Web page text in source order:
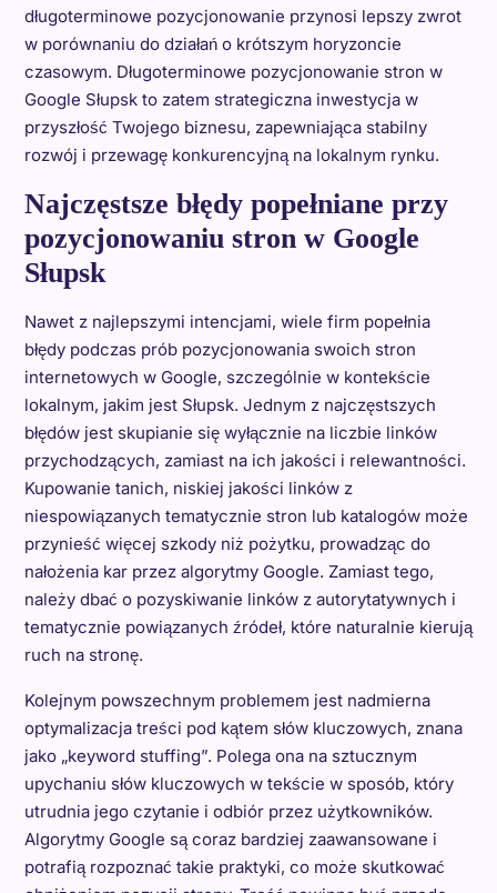
długoterminowe pozycjonowanie przynosi lepszy zwrot
w porównaniu do działań o krótszym horyzoncie
czasowym. Długoterminowe pozycjonowanie stron w
Google Słupsk to zatem strategiczna inwestycja w
przyszłość Twojego biznesu, zapewniająca stabilny
rozwój i przewagę konkurencyjną na lokalnym rynku.
Najczęstsze błędy popełniane przy
pozycjonowaniu stron w Google
Słupsk
Nawet z najlepszymi intencjami, wiele firm popełnia
błędy podczas prób pozycjonowania swoich stron
internetowych w Google, szczególnie w kontekście
lokalnym, jakim jest Słupsk. Jednym z najczęstszych
błędów jest skupianie się wyłącznie na liczbie linków
przychodzących, zamiast na ich jakości i relewantności.
Kupowanie tanich, niskiej jakości linków z
niespowiązanych tematycznie stron lub katalogów może
przynieść więcej szkody niż pożytku, prowadząc do
nałożenia kar przez algorytmy Google. Zamiast tego,
należy dbać o pozyskiwanie linków z autorytatywnych i
tematycznie powiązanych źródeł, które naturalnie kierują
ruch na stronę.
Kolejnym powszechnym problemem jest nadmierna
optymalizacja treści pod kątem słów kluczowych, znana
jako „keyword stuffing”. Polega ona na sztucznym
upychaniu słów kluczowych w tekście w sposób, który
utrudnia jego czytanie i odbiór przez użytkowników.
Algorytmy Google są coraz bardziej zaawansowane i
potrafią rozpoznać takie praktyki, co może skutkować